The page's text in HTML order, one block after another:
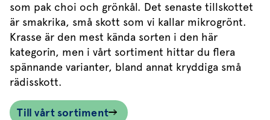
som pak choi och grönkål. Det senaste tillskottet
är smakrika, små skott som vi kallar mikrogrönt.
Krasse är den mest kända sorten i den här
kategorin, men i vårt sortiment hittar du flera
spännande varianter, bland annat kryddiga små
rädisskott.
Till vårt sortiment